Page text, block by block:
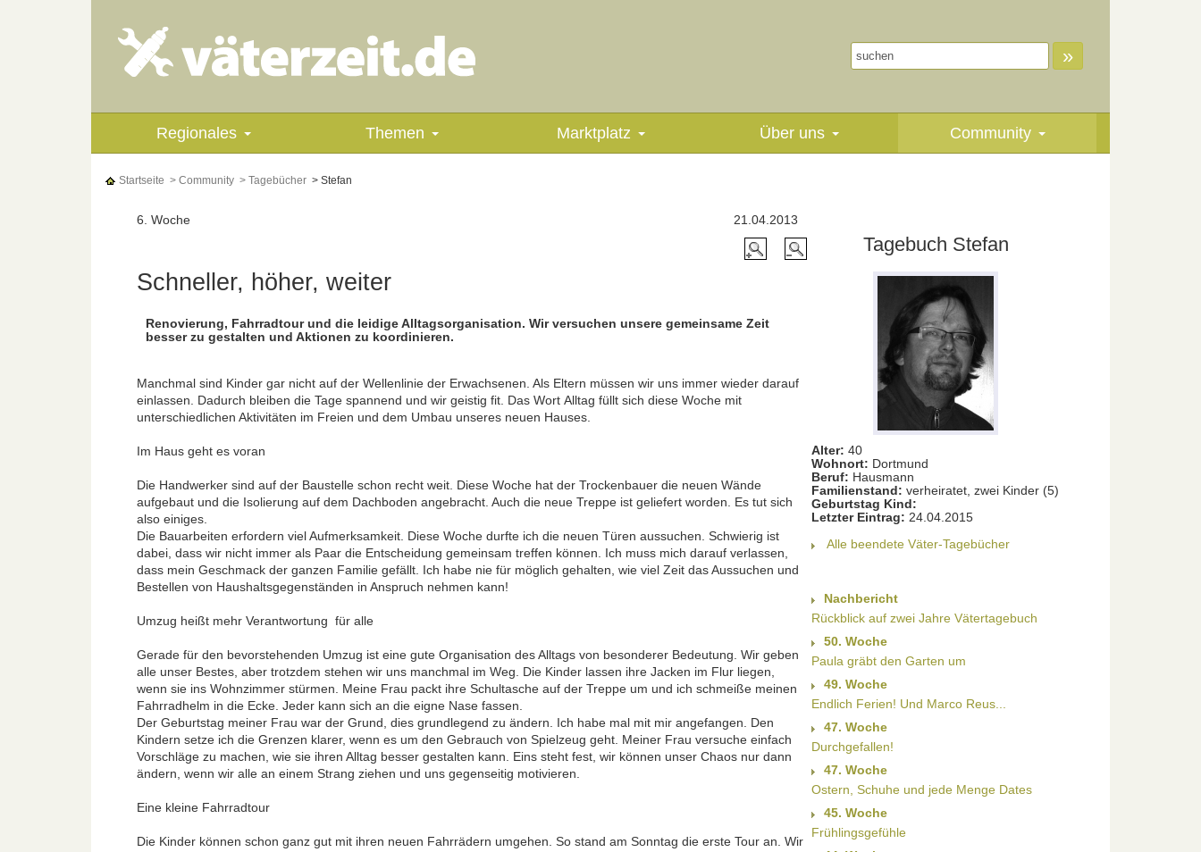
»
Regionales Themen Marktplatz Über uns Community
Startseite > Community > Tagebücher > Stefan
21.04.2013
6. Woche
Schneller, höher, weiter
Renovierung, Fahrradtour und die leidige Alltagsorganisation. Wir versuchen unsere gemeinsame Zeit
besser zu gestalten und Aktionen zu koordinieren.
Manchmal sind Kinder gar nicht auf der Wellenlinie der Erwachsenen. Als Eltern müssen wir uns immer wieder darauf
einlassen. Dadurch bleiben die Tage spannend und wir geistig fit. Das Wort Alltag füllt sich diese Woche mit
unterschiedlichen Aktivitäten im Freien und dem Umbau unseres neuen Hauses.
Im Haus geht es voran
Die Handwerker sind auf der Baustelle schon recht weit. Diese Woche hat der Trockenbauer die neuen Wände
aufgebaut und die Isolierung auf dem Dachboden angebracht. Auch die neue Treppe ist geliefert worden. Es tut sich
also einiges.
Die Bauarbeiten erfordern viel Aufmerksamkeit. Diese Woche durfte ich die neuen Türen aussuchen. Schwierig ist
dabei, dass wir nicht immer als Paar die Entscheidung gemeinsam treffen können. Ich muss mich darauf verlassen,
dass mein Geschmack der ganzen Familie gefällt. Ich habe nie für möglich gehalten, wie viel Zeit das Aussuchen und
Bestellen von Haushaltsgegenständen in Anspruch nehmen kann!
Umzug heißt mehr Verantwortung  für alle
Gerade für den bevorstehenden Umzug ist eine gute Organisation des Alltags von besonderer Bedeutung. Wir geben
alle unser Bestes, aber trotzdem stehen wir uns manchmal im Weg. Die Kinder lassen ihre Jacken im Flur liegen,
wenn sie ins Wohnzimmer stürmen. Meine Frau packt ihre Schultasche auf der Treppe um und ich schmeiße meinen
Fahrradhelm in die Ecke. Jeder kann sich an die eigne Nase fassen.
Der Geburtstag meiner Frau war der Grund, dies grundlegend zu ändern. Ich habe mal mit mir angefangen. Den
Kindern setze ich die Grenzen klarer, wenn es um den Gebrauch von Spielzeug geht. Meiner Frau versuche einfach
Vorschläge zu machen, wie sie ihren Alltag besser gestalten kann. Eins steht fest, wir können unser Chaos nur dann
ändern, wenn wir alle an einem Strang ziehen und uns gegenseitig motivieren.
Eine kleine Fahrradtour
Die Kinder können schon ganz gut mit ihren neuen Fahrrädern umgehen. So stand am Sonntag die erste Tour an. Wir
Tagebuch Stefan
Alter: 40
Wohnort: Dortmund
Beruf: Hausmann
Familienstand: verheiratet, zwei Kinder (5)
Geburtstag Kind:
Letzter Eintrag: 24.04.2015
Alle beendete Väter-Tagebücher
Nachbericht
Rückblick auf zwei Jahre Vätertagebuch
50. Woche
Paula gräbt den Garten um
49. Woche
Endlich Ferien! Und Marco Reus...
47. Woche
Durchgefallen!
47. Woche
Ostern, Schuhe und jede Menge Dates
45. Woche
Frühlingsgefühle